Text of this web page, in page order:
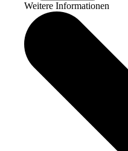
Weitere Informationen